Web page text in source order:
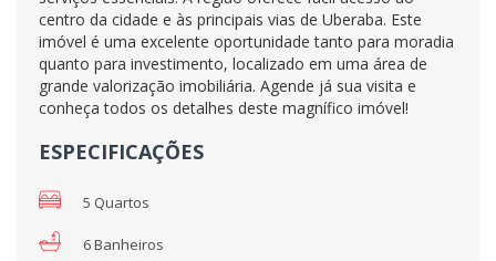
centro da cidade e às principais vias de Uberaba. Este
imóvel é uma excelente oportunidade tanto para moradia
quanto para investimento, localizado em uma área de
grande valorização imobiliária. Agende já sua visita e
conheça todos os detalhes deste magnífico imóvel!
ESPECIFICAÇÕES
5 Quartos
6 Banheiros